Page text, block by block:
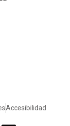
Accesibilidad